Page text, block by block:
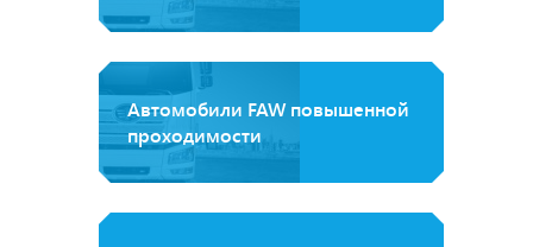
Автомобили FAW повышенной
проходимости